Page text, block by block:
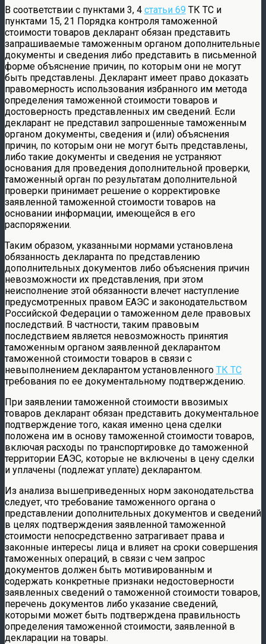
В соответствии с пунктами 3, 4 статьи 69 ТК ТС и
пунктами 15, 21 Порядка контроля таможенной
стоимости товаров декларант обязан представить
запрашиваемые таможенным органом дополнительные
документы и сведения либо представить в письменной
форме объяснение причин, по которым они не могут
быть представлены. Декларант имеет право доказать
правомерность использования избранного им метода
определения таможенной стоимости товаров и
достоверность представленных им сведений. Если
декларант не представил запрошенные таможенным
органом документы, сведения и (или) объяснения
причин, по которым они не могут быть представлены,
либо такие документы и сведения не устраняют
основания для проведения дополнительной проверки,
таможенный орган по результатам дополнительной
проверки принимает решение о корректировке
заявленной таможенной стоимости товаров на
основании информации, имеющейся в его
распоряжении.
Таким образом, указанными нормами установлена
обязанность декларанта по представлению
дополнительных документов либо объяснения причин
невозможности их представления, при этом
неисполнение этой обязанности влечет наступление
предусмотренных правом ЕАЭС и законодательством
Российской Федерации о таможенном деле правовых
последствий. В частности, таким правовым
последствием является невозможность принятия
таможенным органом заявленной декларантом
таможенной стоимости товаров в связи с
невыполнением декларантом установленного ТК ТС
требования по ее документальному подтверждению.
При заявлении таможенной стоимости ввозимых
товаров декларант обязан представить документальное
подтверждение того, какая именно цена сделки
положена им в основу таможенной стоимости товаров,
включая расходы по транспортировке до таможенной
территории ЕАЭС, которые не включены в цену сделки
и уплачены (подлежат уплате) декларантом.
Из анализа вышеприведенных норм законодательства
следует, что требование таможенного органа о
представлении дополнительных документов и сведений
в целях подтверждения заявленной таможенной
стоимости непосредственно затрагивает права и
законные интересы лица и влияет на сроки совершения
таможенных операций, в связи с чем запрос
документов должен быть мотивированным и
содержать конкретные признаки недостоверности
заявленных сведений о таможенной стоимости товаров,
перечень документов либо указание сведений,
которыми может быть подтверждена правильность
определения таможенной стоимости, заявленной в
декларации на товары.